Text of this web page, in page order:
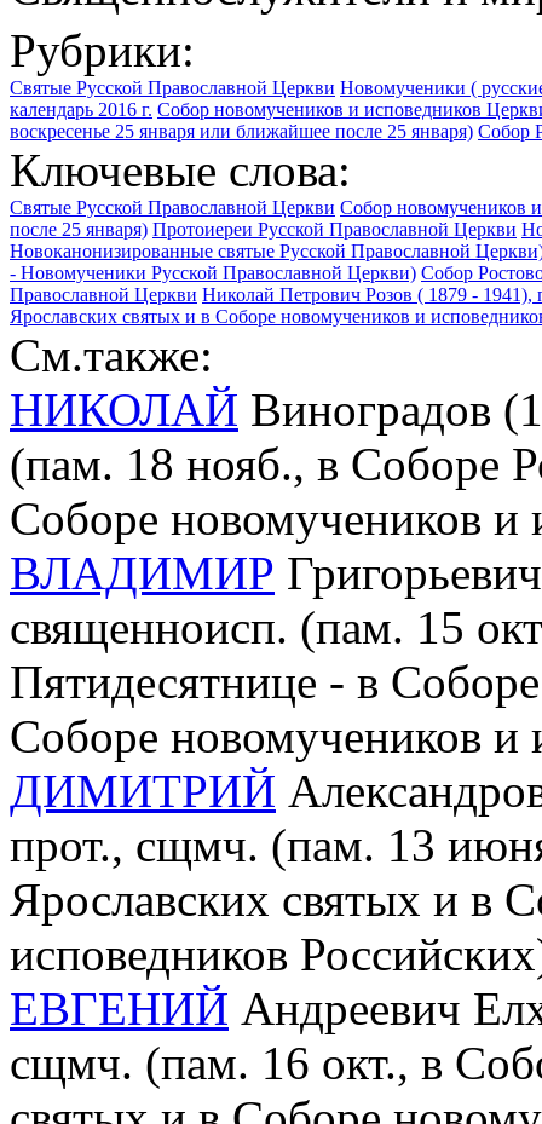
Рубрики:
Святые Русской Православной Церкви Новомученики (
календарь 2016 г. Собор новомучеников и исповедников
воскресенье 25 января или ближайшее после 25 января) Собор
Ключевые слова:
Святые Русской Православной Церкви Собор новомучеников
после 25 января) Протоиереи Русской Православной Церкви
Новоканонизированные святые Русской Православной
- Новомученики Русской Православной Церкви) Собор
Православной Церкви Николай Петрович Розов ( 1879 - 1941),
Ярославских святых и в Соборе новомучеников и
См.также:
НИКОЛАЙ Виноградов
(пам. 18 нояб., в Соборе
Соборе новомучеников и
ВЛАДИМИР
священноисп. (пам. 15
Пятидесятнице - в
Соборе новомучеников и
ДИМИТРИЙ
прот., сщмч. (пам. 13
Ярославских святых и в
исповедников
ЕВГЕНИЙ Андреевич
сщмч. (пам. 16 окт., в